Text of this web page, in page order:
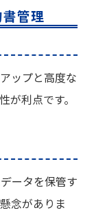
管理
ップと高度な
が利点です。
ータを保管す
念がありま